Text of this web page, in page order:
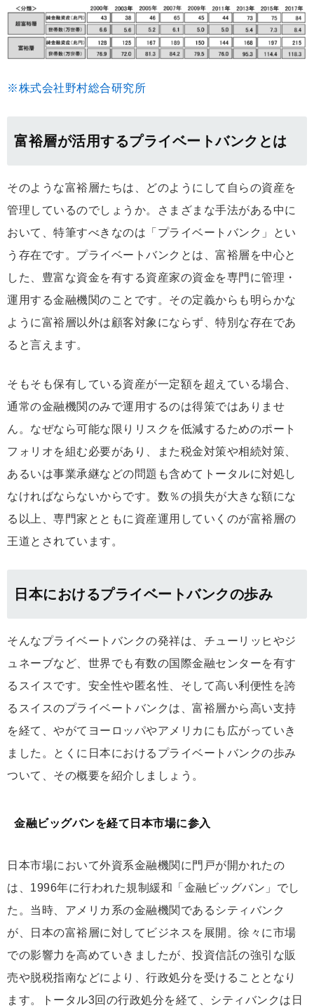
※株式会社野村総合研究所
富裕層が活用するプライベートバンクとは
そのような富裕層たちは、どのようにして自らの資産を
管理しているのでしょうか。さまざまな手法がある中に
おいて、特筆すべきなのは「プライベートバンク」とい
う存在です。プライベートバンクとは、富裕層を中心と
した、豊富な資金を有する資産家の資金を専門に管理・
運用する金融機関のことです。その定義からも明らかな
ように富裕層以外は顧客対象にならず、特別な存在であ
ると言えます。
そもそも保有している資産が一定額を超えている場合、
通常の金融機関のみで運用するのは得策ではありませ
ん。なぜなら可能な限りリスクを低減するためのポート
フォリオを組む必要があり、また税金対策や相続対策、
あるいは事業承継などの問題も含めてトータルに対処し
なければならないからです。数％の損失が大きな額にな
る以上、専門家とともに資産運用していくのが富裕層の
王道とされています。
日本におけるプライベートバンクの歩み
そんなプライベートバンクの発祥は、チューリッヒやジ
ュネーブなど、世界でも有数の国際金融センターを有す
るスイスです。安全性や匿名性、そして高い利便性を誇
るスイスのプライベートバンクは、富裕層から高い支持
を経て、やがてヨーロッパやアメリカにも広がっていき
ました。とくに日本におけるプライベートバンクの歩み
ついて、その概要を紹介しましょう。
金融ビッグバンを経て日本市場に参入
日本市場において外資系金融機関に門戸が開かれたの
は、1996年に行われた規制緩和「金融ビッグバン」でし
た。当時、アメリカ系の金融機関であるシティバンク
が、日本の富裕層に対してビジネスを展開。徐々に市場
での影響力を高めていきましたが、投資信託の強引な販
売や脱税指南などにより、行政処分を受けることとなり
ます。トータル3回の行政処分を経て、シティバンクは日